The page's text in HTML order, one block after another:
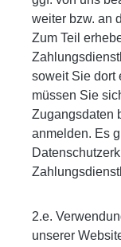
weiter bzw. an
Zum Teil
soweit Sie dort
müssen Sie
Zugangsdaten
anmelden. Es
2.e.
unserer